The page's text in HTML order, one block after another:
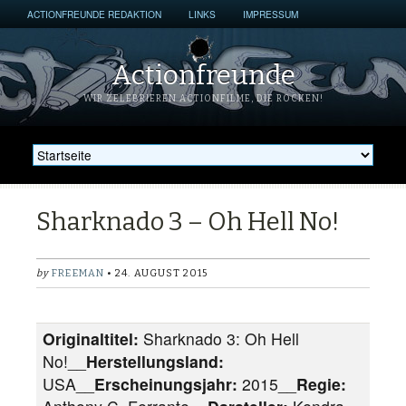
ACTIONFREUNDE REDAKTION LINKS IMPRESSUM
Actionfreunde
WIR ZELEBRIEREN ACTIONFILME, DIE ROCKEN!
Sharknado 3 – Oh Hell No!
by FREEMAN • 24. AUGUST 2015
Originaltitel: Sharknado 3: Oh Hell
No!__ Herstellungsland:
USA__ Erscheinungsjahr: 2015__ Regie: